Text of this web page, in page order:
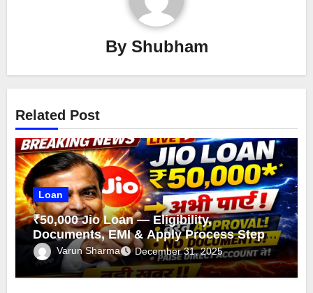
By Shubham
Related Post
Loan
₹50,000 Jio Loan — Eligibility,
Documents, EMI & Apply Process Step-
by-StepVarun Sharma December 31, 2025